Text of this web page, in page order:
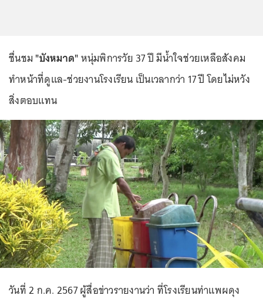
ชื่นชม "บังหมาด"หนุ่มพิการวัย 37 ปี มีน้ำใจช่วยเหลือสังคม
ทำหน้าที่ดูแล-ช่วยงานโรงเรียน เป็นเวลากว่า 17 ปี โดยไม่หวัง
สิ่งตอบแทน
วันที่ 2 ก.ค. 2567 ผู้สื่อข่าวรายงานว่า ที่โรงเรียนท่าแพผดุง